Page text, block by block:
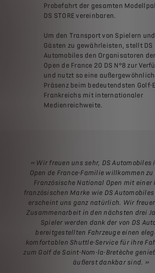
Probefahrt der gesamten
DS STORE vereinbaren.
Um den Transport von Spielern und
Gästen zu gewährleisten, stellt DS
Automobiles den Organisatoren der
Open de France 20 DS N°8 zur
und nutzt so eine
Präsenz beim bedeutendsten Golf-
Frankreichs mit internationaler
Medienreichweite.
« Wir freuen uns sehr, DS Automobiles
Open de France-Familie willkommen zu
Französische National Open mit einer
französischen Marke wie DS
erscheint uns ganz natürlich. Wir
Zusammenarbeit in den nächsten drei
Spieler werden dank der von DS
bereitgestellten Fahrzeuge einen
komfortablen Shuttle-Service für ihre
zum Golf de Saint-Nom-la-Bretèche
äußerst dankbar sind. »